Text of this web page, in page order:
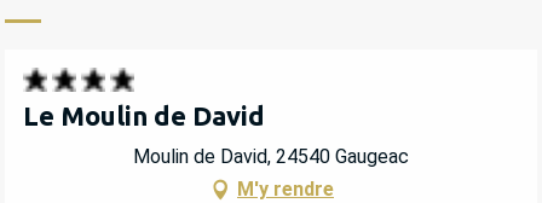
Le Moulin de David
Moulin de David, 24540 Gaugeac
M'y rendre